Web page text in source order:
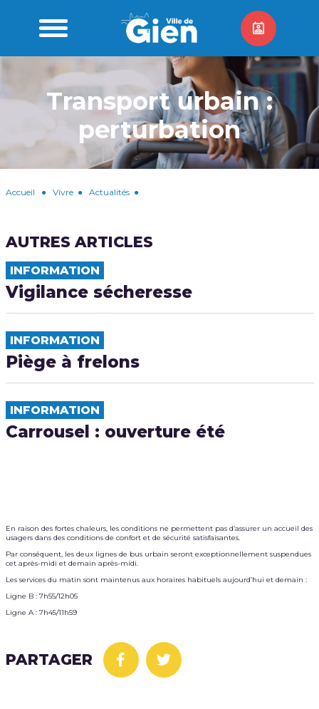
Transport urbain :
perturbation
Accueil ● Vivre ● Actualités ●
AUTRES ARTICLES
INFORMATION
Vigilance sécheresse
INFORMATION
Piège à frelons
INFORMATION
Carrousel : ouverture été
En raison des fortes chaleurs, les conditions ne permettent pas d’assurer un accueil des
usagers dans des conditions de confort et de sécurité satisfaisantes.
Par conséquent, les deux lignes de bus urbain seront exceptionnellement suspendues
cet après-midi et demain après-midi.
Les services du matin sont maintenus aux horaires habituels aujourd’hui et demain :
Ligne B : 7h55/12h05
Ligne A : 7h45/11h59
PARTAGER